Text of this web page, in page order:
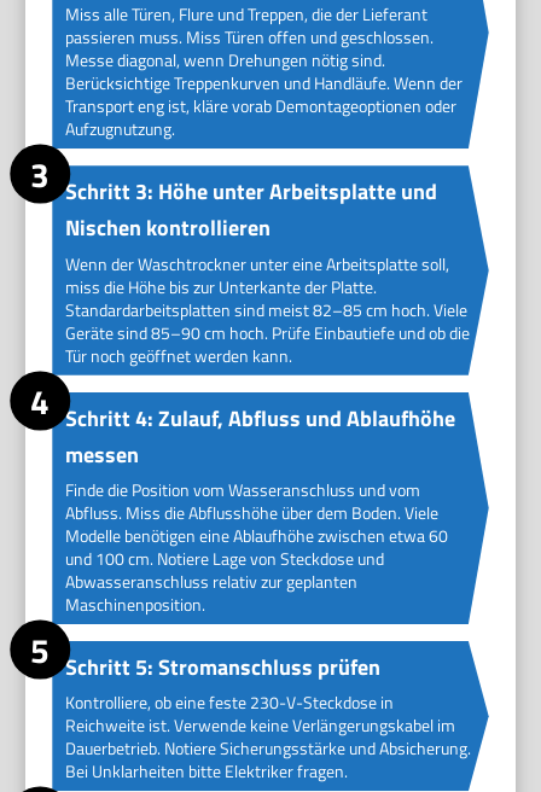
Miss alle Türen, Flure und Treppen, die der Lieferant
passieren muss. Miss Türen offen und geschlossen.
Messe diagonal, wenn Drehungen nötig sind.
Berücksichtige Treppenkurven und Handläufe. Wenn der
Transport eng ist, kläre vorab Demontageoptionen oder
Aufzugnutzung.
Schritt 3: Höhe unter Arbeitsplatte und
Nischen kontrollieren
Wenn der Waschtrockner unter eine Arbeitsplatte soll,
miss die Höhe bis zur Unterkante der Platte.
Standardarbeitsplatten sind meist 82–85 cm hoch. Viele
Geräte sind 85–90 cm hoch. Prüfe Einbautiefe und ob die
Tür noch geöffnet werden kann.
Schritt 4: Zulauf, Abfluss und Ablaufhöhe
messen
Finde die Position vom Wasseranschluss und vom
Abfluss. Miss die Abflusshöhe über dem Boden. Viele
Modelle benötigen eine Ablaufhöhe zwischen etwa 60
und 100 cm. Notiere Lage von Steckdose und
Abwasseranschluss relativ zur geplanten
Maschinenposition.
Schritt 5: Stromanschluss prüfen
Kontrolliere, ob eine feste 230-V-Steckdose in
Reichweite ist. Verwende keine Verlängerungskabel im
Dauerbetrieb. Notiere Sicherungsstärke und Absicherung.
Bei Unklarheiten bitte Elektriker fragen.